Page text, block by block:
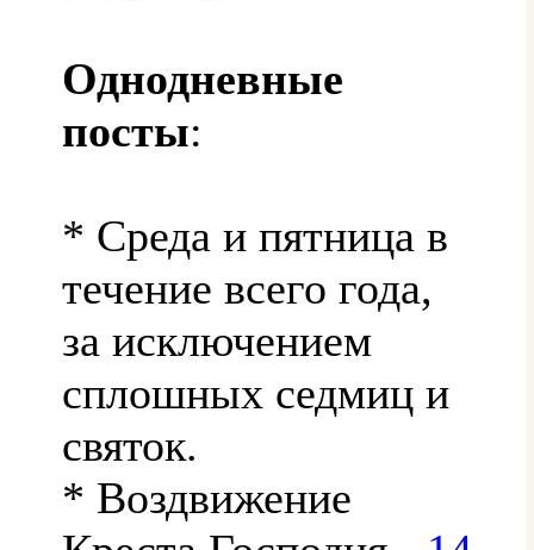
Однодневные
посты:
* Среда и пятница в
течение всего года,
за исключением
сплошных седмиц и
святок.
* Воздвижение